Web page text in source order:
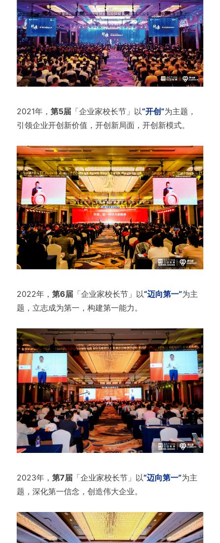
2021年， 第5届「企业家校长节」以“开创”为主题，
引领企业开创新价值，开创新局面，开创新模式。
2022年， 第6届「企业家校长节」以“迈向第一”为主
题，立志成为第一，构建第一能力。
2023年， 第7届「企业家校长节」以“迈向第一”为主
题，深化第一信念，创造伟大企业。